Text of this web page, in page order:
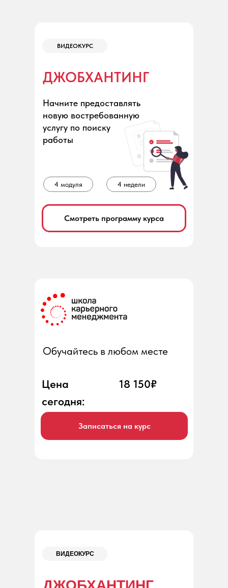
ДЖОБХАНТИНГ
Начните предоставлять
новую востребованную
услугу по поиску
работы
4 недели
Смотреть программу курса
ВИДЕОКУРС
4 модуля
Записаться на курс
18 150₽
Цена
сегодня:
Обучайтесь в любом месте
ВИДЕОКУРС